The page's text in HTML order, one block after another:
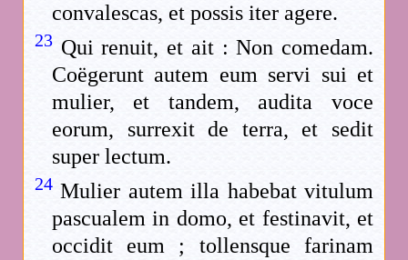
convalescas, et possis iter agere.
23 Qui renuit, et ait : Non comedam.
Coëgerunt autem eum servi sui et
mulier, et tandem, audita voce
eorum, surrexit de terra, et sedit
super lectum.
24 Mulier autem illa habebat vitulum
pascualem in domo, et festinavit, et
occidit eum ; tollensque farinam